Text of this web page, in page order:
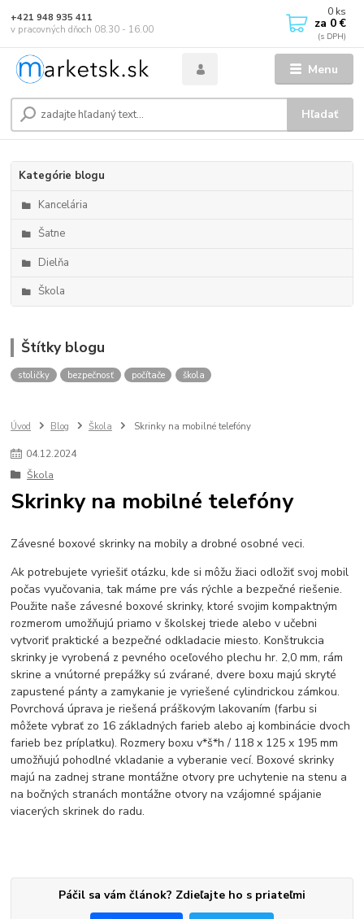
Menu
Hľadať
+421 948 935 411
v pracovných dňoch 08.30 - 16.00
0 ks
za 0 €
Kategórie blogu
Kancelária
Šatne
Dielňa
Škola
Štítky blogu
stoličky bezpečnosť počítače škola
Úvod Blog Škola Skrinky na mobilné telefóny
04.12.2024
Škola
Skrinky na mobilné telefóny
Závesné boxové skrinky na mobily a drobné osobné veci.
Ak potrebujete vyriešiť otázku, kde si môžu žiaci odložiť svoj mobil
počas vyučovania, tak máme pre vás rýchle a bezpečné riešenie.
Použite naše závesné boxové skrinky, ktoré svojim kompaktným
rozmerom umožňujú priamo v školskej triede alebo v učebni
vytvoriť praktické a bezpečné odkladacie miesto. Konštrukcia
skrinky je vyrobená z pevného oceľového plechu hr. 2,0 mm, rám
skrine a vnútorné prepážky sú zvárané, dvere boxu majú skryté
zapustené pánty a zamykanie je vyriešené cylindrickou zámkou.
Povrchová úprava je riešená práškovým lakovaním (farbu si
môžete vybrať zo 16 základných farieb alebo aj kombinácie dvoch
farieb bez príplatku). Rozmery boxu v*š*h / 118 x 125 x 195 mm
umožňujú pohodlné vkladanie a vyberanie vecí. Boxové skrinky
majú na zadnej strane montážne otvory pre uchytenie na stenu a
na bočných stranách montážne otvory na vzájomné spájanie
viacerých skrinek do radu.
Páčil sa vám článok? Zdieľajte ho s priateľmi